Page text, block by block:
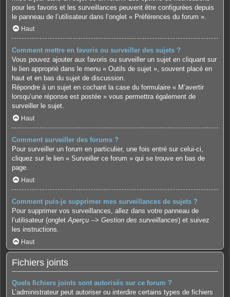
pour les favoris et les surveillances peuvent être configurées depuis
le panneau de l’utilisateur dans l’onglet « Préférences du forum ».
Haut
Comment mettre en favoris ou surveiller des sujets ?
Vous pouvez ajouter aux favoris ou surveiller un sujet en cliquant sur
le lien approprié dans le menu « Outils de sujet », souvent placé en
haut et en bas du sujet de discussion.
Répondre à un sujet en cochant la case du formulaire « M’avertir
lorsqu’une réponse est postée » vous permettra également de
surveiller le sujet.
Haut
Comment surveiller des forums ?
Pour surveiller un forum en particulier, une fois entré sur celui-ci,
cliquez sur le lien « Surveiller ce forum » qui se trouve en bas de
page.
Haut
Comment puis-je supprimer mes surveillances de sujets ?
Pour supprimer vos surveillances, allez dans votre panneau de
l’utilisateur (onglet Aperçu --> Gestion des surveillances) et suivez
les instructions.
Haut
Fichiers joints
Quels fichiers joints sont autorisés sur ce forum ?
L’administrateur peut autoriser ou interdire certains types de fichiers